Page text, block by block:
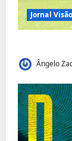
Jornal
Ângelo